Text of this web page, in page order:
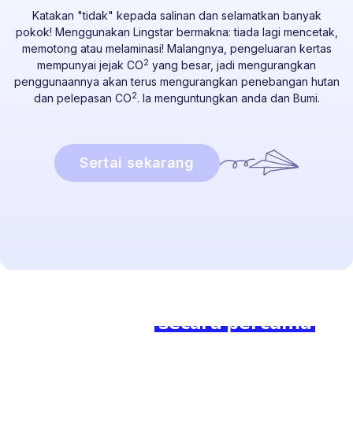
Katakan "tidak" kepada salinan dan selamatkan banyak
pokok! Menggunakan Lingstar bermakna: tiada lagi mencetak,
memotong atau melaminasi! Malangnya, pengeluaran kertas
mempunyai jejak CO2 yang besar, jadi mengurangkan
penggunaannya akan terus mengurangkan penebangan hutan
dan pelepasan CO2. Ia menguntungkan anda dan Bumi.
Sertai sekarang
Sertai kamisecara percuma